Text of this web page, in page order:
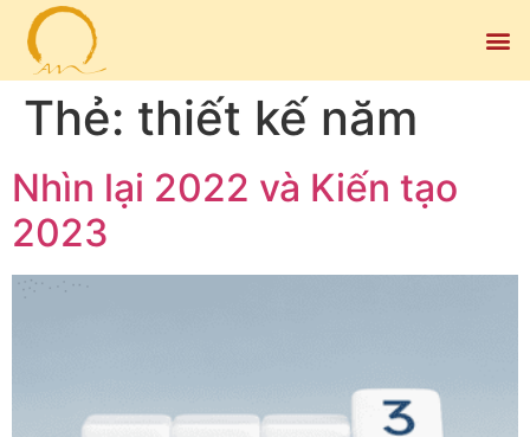
Thẻ: thiết kế năm
Nhìn lại 2022 và Kiến tạo
2023